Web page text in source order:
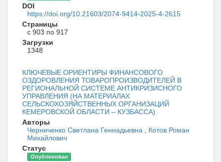
DOI
https://doi.org/10.21603/2074-9414-2025-4-2615
Страницы
с 903 по 917
Загрузки
1348
КЛЮЧЕВЫЕ ОРИЕНТИРЫ ФИНАНСОВОГО
ОЗДОРОВЛЕНИЯ ТОВАРОПРОИЗВОДИТЕЛЕЙ В
РЕГИОНАЛЬНОЙ СИСТЕМЕ АНТИКРИЗИСНОГО
УПРАВЛЕНИЯ (НА МАТЕРИАЛАХ
СЕЛЬСКОХОЗЯЙСТВЕННЫХ ОРГАНИЗАЦИЙ
КЕМЕРОВСКОЙ ОБЛАСТИ – КУЗБАССА)
Авторы
Черниченко Светлана Геннадьевна
Котов Роман
Михайлович
Статус
Опубликован